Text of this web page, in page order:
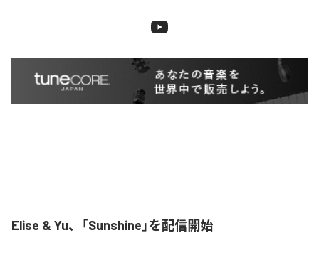
Elise & Yu、「Sunshine」を配信開始